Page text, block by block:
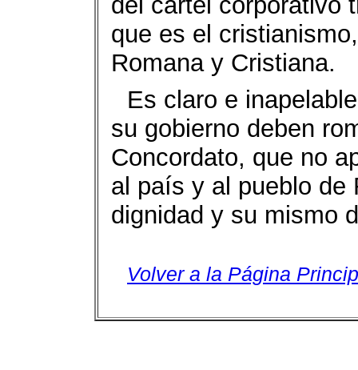
que es el
Romana y Cristiana.
Es claro e
su gobierno deben
Concordato, que no
al país y al pueblo de
dignidad y su mismo
Volver a la Página